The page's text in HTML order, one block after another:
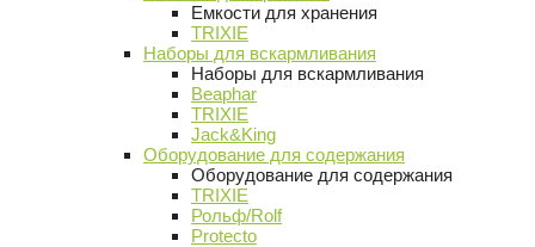
Емкости для хранения
TRIXIE
Наборы для вскармливания
Наборы для вскармливания
Beaphar
TRIXIE
Jack&King
Оборудование для содержания
Оборудование для содержания
TRIXIE
Рольф/Rolf
Protecto